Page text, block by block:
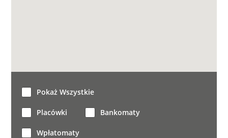
Pokaż Wszystkie
Placówki Bankomaty
Wpłatomaty